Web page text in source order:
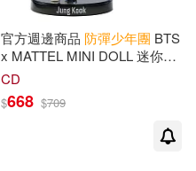
官方週邊商品 防彈少年團 BTS
x MATTEL MINI DOLL 迷你公
仔 (美國進口) JUNGKOOK
CD
$668 $709